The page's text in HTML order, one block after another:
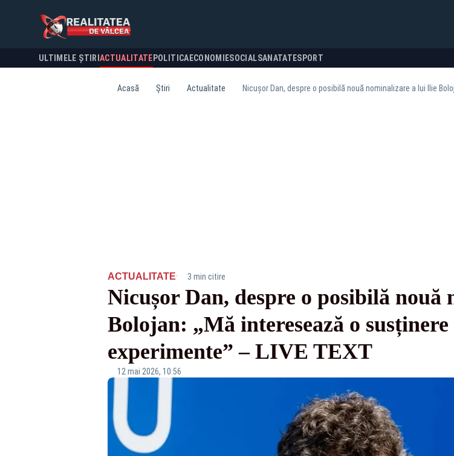
ULTIMELE ȘTIRI ACTUALITATE POLITICA ECONOMIESOCIALSANATATESPORT
Acasă Știri Actualitate
ACTUALITATE· 3 min citire
Nicușor Dan, despre o posibilă
Bolojan: „Mă interesează o
experimente” – LIVE TEXT
12 mai 2026, 10:56